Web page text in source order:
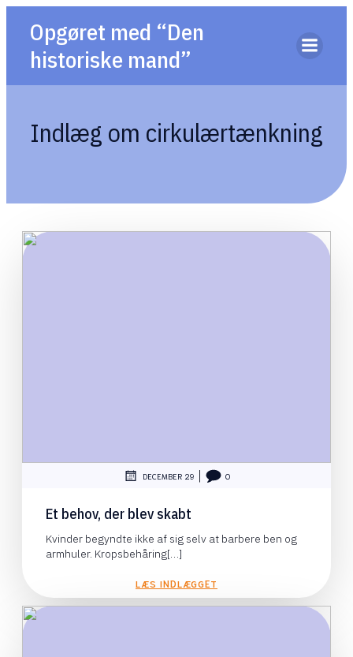
Opgøret med “Den
historiske mand”
Indlæg om cirkulærtænkning
DECEMBER 29 0
Et behov, der blev skabt
Kvinder begyndte ikke af sig selv at barbere ben og
armhuler. Kropsbehåring[…]
LÆS INDLÆGGET